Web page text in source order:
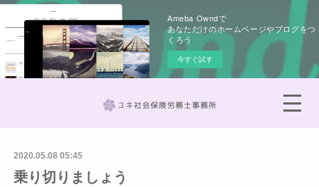
Ameba Owndで
あなただけのホームページやブログをつ
くろう
今すぐ試す
2020.05.08 05:45
乗り切りましょう